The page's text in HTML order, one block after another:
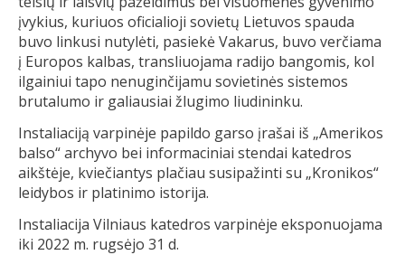
įvykius, kuriuos oficialioji sovietų Lietuvos spauda
buvo linkusi nutylėti, pasiekė Vakarus, buvo verčiama
į Europos kalbas, transliuojama radijo bangomis, kol
ilgainiui tapo nenuginčijamu sovietinės sistemos
brutalumo ir galiausiai žlugimo liudininku.
Instaliaciją varpinėje papildo garso įrašai iš „Amerikos
balso“ archyvo bei informaciniai stendai katedros
aikštėje, kviečiantys plačiau susipažinti su „Kronikos“
leidybos ir platinimo istorija.
Instaliacija Vilniaus katedros varpinėje eksponuojama
iki 2022 m. rugsėjo 31 d.